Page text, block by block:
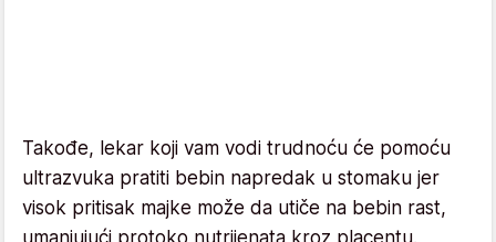
Takođe, lekar koji vam vodi trudnoću će pomoću
ultrazvuka pratiti bebin napredak u stomaku jer
visok pritisak majke može da utiče na bebin rast,
umanjujući protoko nutrijenata kroz placentu.